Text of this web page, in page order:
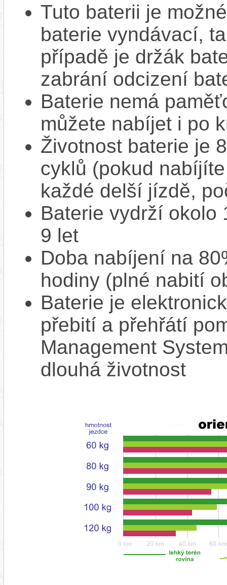
Tuto baterii je
baterie vyndávací,
případě je držák
zabrání odcizení
Baterie nemá
můžete nabíjet i po
Životnost baterie je
cyklů (pokud
každé delší jízdě,
Baterie vydrží okolo
9 let
Doba nabíjení na
hodiny (plné nabití
Baterie je
přebití a přehřátí
Management
dlouhá životnost